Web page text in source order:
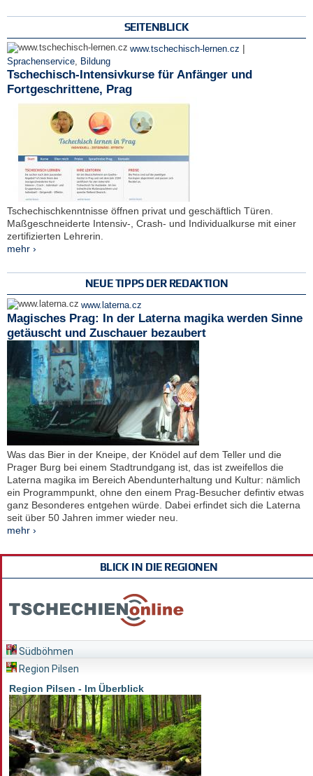
SEITENBLICK
www.tschechisch-lernen.cz |
Sprachenservice, Bildung
Tschechisch-Intensivkurse für Anfänger und
Fortgeschrittene, Prag
Tschechischkenntnisse öffnen privat und geschäftlich Türen.
Maßgeschneiderte Intensiv-, Crash- und Individualkurse mit einer
zertifizierten Lehrerin.
mehr ›
NEUE TIPPS DER REDAKTION
www.laterna.cz
Magisches Prag: In der Laterna magika werden Sinne
getäuscht und Zuschauer bezaubert
Was das Bier in der Kneipe, der Knödel auf dem Teller und die
Prager Burg bei einem Stadtrundgang ist, das ist zweifellos die
Laterna magika im Bereich Abendunterhaltung und Kultur: nämlich
ein Programmpunkt, ohne den einem Prag-Besucher defintiv etwas
ganz Besonderes entgehen würde. Dabei erfindet sich die Laterna
seit über 50 Jahren immer wieder neu.
mehr ›
BLICK IN DIE REGIONEN
Südböhmen
Region Pilsen
Region Pilsen - Im Überblick